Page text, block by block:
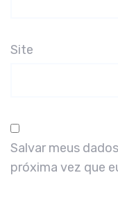
Site
Salvar meus
próxima vez que